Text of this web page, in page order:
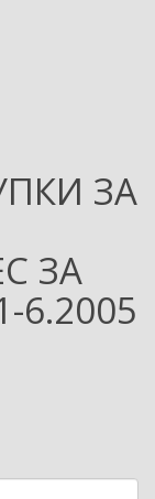
ЗА
ЗА
6.2005